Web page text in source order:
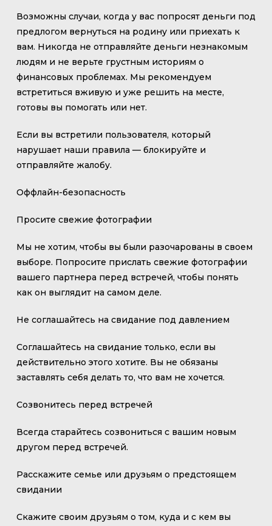
Возможны случаи, когда у вас попросят деньги под
предлогом вернуться на родину или приехать к
вам. Никогда не отправляйте деньги незнакомым
людям и не верьте грустным историям о
финансовых проблемах. Мы рекомендуем
встретиться вживую и уже решить на месте,
готовы вы помогать или нет.
Если вы встретили пользователя, который
нарушает наши правила — блокируйте и
отправляйте жалобу.
Оффлайн-безопасность
Просите свежие фотографии
Мы не хотим, чтобы вы были разочарованы в своем
выборе. Попросите прислать свежие фотографии
вашего партнера перед встречей, чтобы понять
как он выглядит на самом деле.
Не соглашайтесь на свидание под давлением
Соглашайтесь на свидание только, если вы
действительно этого хотите. Вы не обязаны
заставлять себя делать то, что вам не хочется.
Созвонитесь перед встречей
Всегда старайтесь созвониться с вашим новым
другом перед встречей.
Расскажите семье или друзьям о предстоящем
свидании
Скажите своим друзьям о том, куда и с кем вы